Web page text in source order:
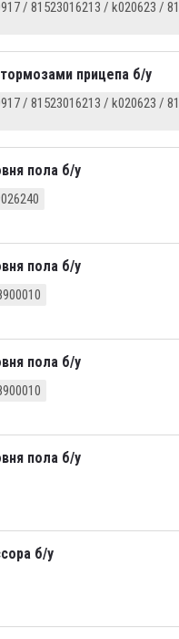
/ 81523016213 / k020623 /
прицепа б/у
/ 81523016213 / k020623 /
пола б/у
пола б/у
пола б/у
пола б/у
б/у